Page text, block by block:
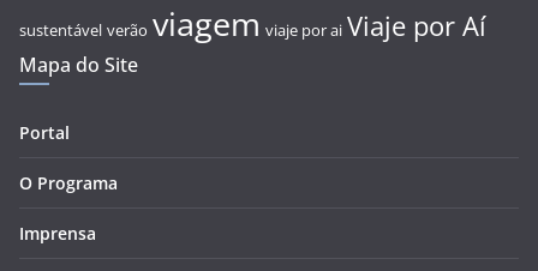
sustentável verão viagem viaje por ai Viaje por Aí
Mapa do Site
Portal
O Programa
Imprensa